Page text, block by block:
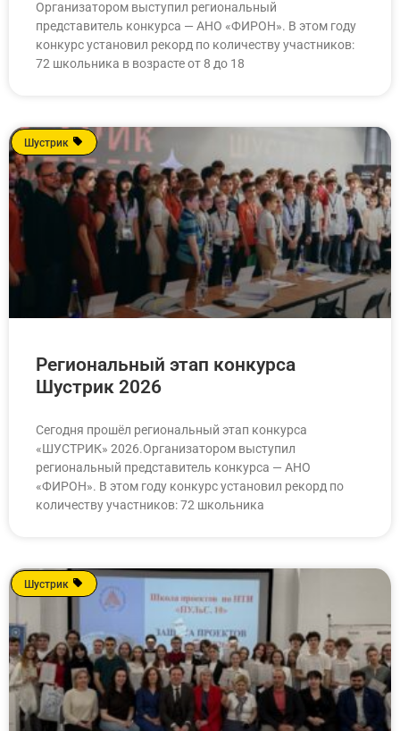
Организатором выступил региональный
представитель конкурса — АНО «ФИРОН». В этом году
конкурс установил рекорд по количеству участников:
72 школьника в возрасте от 8 до 18
Шустрик
Региональный этап конкурса
Шустрик 2026
Сегодня прошёл региональный этап конкурса
«ШУСТРИК» 2026.Организатором выступил
региональный представитель конкурса — АНО
«ФИРОН». В этом году конкурс установил рекорд по
количеству участников: 72 школьника
Шустрик